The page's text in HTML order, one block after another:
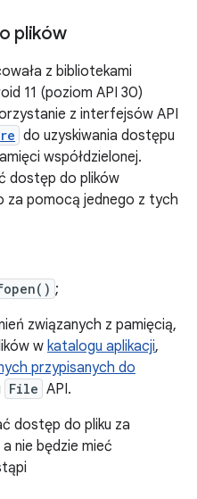
plików
z bibliotekami
11 (poziom API 30)
z interfejsów API
do uzyskiwania dostępu
współdzielonej.
dostęp do plików
za pomocą jednego z tych
;
związanych z pamięcią,
w katalogu aplikacji,
przypisanych do
File API.
dostęp do pliku za
a nie będzie mieć